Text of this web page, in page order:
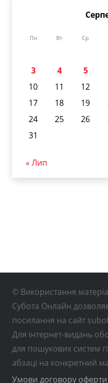
Пн Вт Ср
3
4 5
10
11 12
17
18 19
24
25 26
31
« Лип
© Використання
Субота Онлайн
посилання на сайт
Для інтернет-видань
для пошукових систем
абзаці на конкретний
Умови договору оферти